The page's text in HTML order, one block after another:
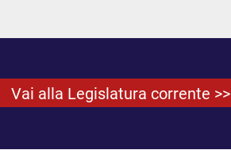
Vai alla Legislatura corrente >>